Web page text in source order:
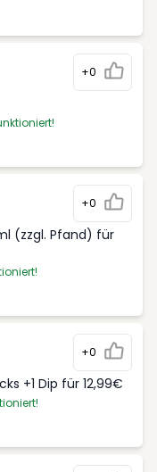
+0
+0
(zzgl. Pfand) für
+0
+1 Dip für 12,99€